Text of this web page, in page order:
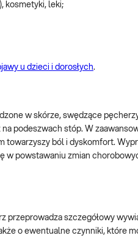
kosmetyki, leki;
u dzieci i dorosłych.
w skórze, swędzące
podeszwach stóp. W
ból i dyskomfort.
w powstawaniu zmian
szczegółowy
o ewentualne czynniki, które